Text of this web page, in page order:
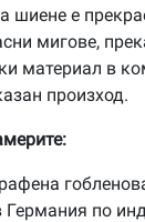
шиене е
мигове,
материал в
произход.
Германия по